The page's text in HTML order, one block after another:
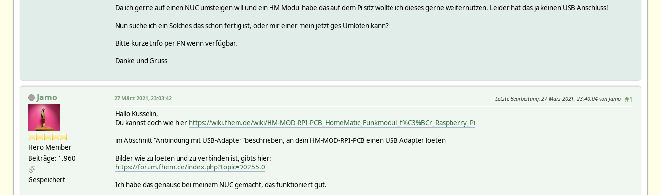
Da ich gerne auf einen NUC umsteigen will und ein HM Modul habe das auf dem Pi sitz wollte ich dieses gerne weiternutzen. Leider hat das ja keinen USB Anschluss!
Nun suche ich ein Solches das schon fertig ist, oder mir einer mein jetztiges Umlöten kann?
Bitte kurze Info per PN wenn verfügbar.
Danke und Gruss
Jamo
Hero Member
Beiträge: 1.960
Gespeichert
#1
27 März 2021, 23:03:42 Letzte Bearbeitung: 27 März 2021, 23:40:04 von Jamo
Hallo Kusselin,
Du kannst doch wie hier https://wiki.fhem.de/wiki/HM-MOD-RPI-PCB_HomeMatic_Funkmodul_f%C3%BCr_Raspberry_Pi
im Abschnitt "Anbindung mit USB-Adapter"beschrieben, an dein HM-MOD-RPI-PCB einen USB Adapter loeten
Bilder wie zu loeten und zu verbinden ist, gibts hier:
https://forum.fhem.de/index.php?topic=90255.0
Ich habe das genauso bei meinem NUC gemacht, das funktioniert gut.